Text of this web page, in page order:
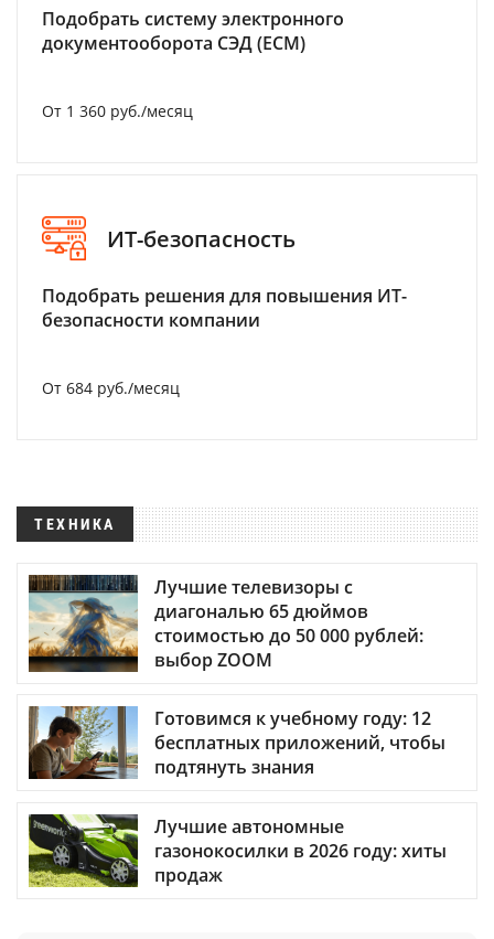
Подобрать систему электронного
документооборота СЭД (ECM)
От 1 360 руб./месяц
ИТ-безопасность
Подобрать решения для повышения ИТ-
безопасности компании
От 684 руб./месяц
ТЕХНИКА
Лучшие телевизоры с
диагональю 65 дюймов
стоимостью до 50 000 рублей:
выбор ZOOM
Готовимся к учебному году: 12
бесплатных приложений, чтобы
подтянуть знания
Лучшие автономные
газонокосилки в 2026 году: хиты
продаж